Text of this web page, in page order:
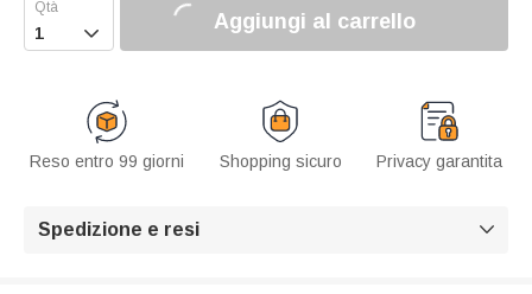
 Aggiungi al carrello
Reso entro 99 giorni Shopping sicuro Privacy garantita
Spedizione e resi 